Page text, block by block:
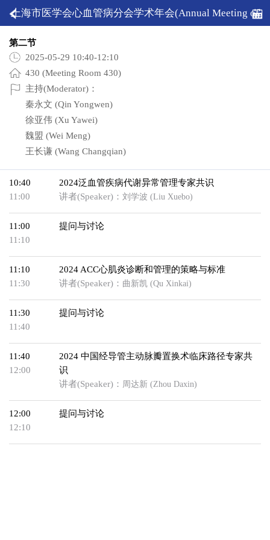
上海市医学会心血管病分会学术年会(Annual Meeting of
Shanghai Medical Association Society of Cardiology)
第二节
2025-05-29 10:40-12:10
430 (Meeting Room 430)
主持(Moderator)：
秦永文 (Qin Yongwen)
徐亚伟 (Xu Yawei)
魏盟 (Wei Meng)
王长谦 (Wang Changqian)
10:40
11:00
2024泛血管疾病代谢异常管理专家共识
讲者(Speaker)：刘学波 (Liu Xuebo)
11:00
11:10
提问与讨论
11:10
11:30
2024 ACC心肌炎诊断和管理的策略与标准
讲者(Speaker)： 曲新凯 (Qu Xinkai)
11:30
11:40
提问与讨论
11:40
12:00
2024 中国经导管主动脉瓣置换术临床路径专家共
识
讲者(Speaker)： 周达新 (Zhou Daxin)
12:00
12:10
提问与讨论